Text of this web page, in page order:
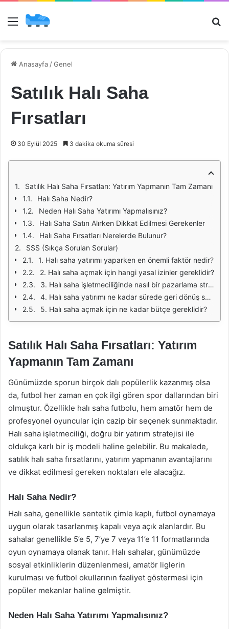
Menü
Anasayfa /Genel
Satılık Halı Saha
Fırsatları
30 Eylül 2025 3 dakika okuma süresi
Satılık Halı Saha Fırsatları: Yatırım Yapmanın Tam Zamanı
Halı Saha Nedir?
Neden Halı Saha Yatırımı Yapmalısınız?
Halı Saha Satın Alırken Dikkat Edilmesi Gerekenler
Halı Saha Fırsatları Nerelerde Bulunur?
SSS (Sıkça Sorulan Sorular)
1. Halı saha yatırımı yaparken en önemli faktör nedir?
2. Halı saha açmak için hangi yasal izinler gereklidir?
3. Halı saha işletmeciliğinde nasıl bir pazarlama stratejisi izlemeliyim?
4. Halı saha yatırımı ne kadar sürede geri dönüş sağlar?
5. Halı saha açmak için ne kadar bütçe gereklidir?
Satılık Halı Saha Fırsatları: Yatırım
Yapmanın Tam Zamanı
Günümüzde sporun birçok dalı popülerlik kazanmış olsa
da, futbol her zaman en çok ilgi gören spor dallarından biri
olmuştur. Özellikle halı saha futbolu, hem amatör hem de
profesyonel oyuncular için cazip bir seçenek sunmaktadır.
Halı saha işletmeciliği, doğru bir yatırım stratejisi ile
oldukça karlı bir iş modeli haline gelebilir. Bu makalede,
satılık halı saha fırsatlarını, yatırım yapmanın avantajlarını
ve dikkat edilmesi gereken noktaları ele alacağız.
Halı Saha Nedir?
Halı saha, genellikle sentetik çimle kaplı, futbol oynamaya
uygun olarak tasarlanmış kapalı veya açık alanlardır. Bu
sahalar genellikle 5’e 5, 7’ye 7 veya 11’e 11 formatlarında
oyun oynamaya olanak tanır. Halı sahalar, günümüzde
sosyal etkinliklerin düzenlenmesi, amatör liglerin
kurulması ve futbol okullarının faaliyet göstermesi için
popüler mekanlar haline gelmiştir.
Neden Halı Saha Yatırımı Yapmalısınız?